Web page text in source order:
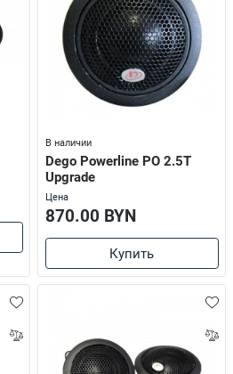
В наличии
Dego Powerline PO 2.5T
Upgrade
Цена
870.00 BYN
Купить